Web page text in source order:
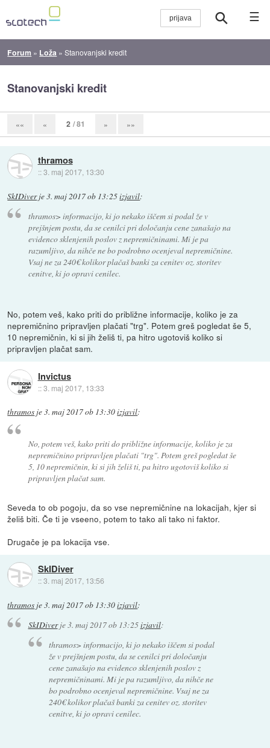
☰
Forum » Loža »Stanovanjski kredit
Stanovanjski kredit
«« « 2 / 81 » »»
thramos
::3. maj 2017, 13:30
SkIDiverje3. maj 2017 ob 13:25izjavil:
thramos> informacijo, ki jo nekako iščem si podal že v
prejšnjem postu, da se cenilci pri določanju cene zanašajo na
evidenco sklenjenih poslov z nepremičninami. Mi je pa
razumljivo, da nihče ne bo podrobno ocenjeval nepremičnine.
Vsaj ne za 240€ kolikor plačaš banki za cenitev oz. storitev
cenitve, ki jo opravi cenilec.
No, potem veš, kako priti do približne informacije, koliko je za
nepremičnino pripravljen plačati "trg". Potem greš pogledat še 5,
10 nepremičnin, ki si jih želiš ti, pa hitro ugotoviš koliko si
pripravljen plačat sam.
Invictus
::3. maj 2017, 13:33
thramos je3. maj 2017 ob 13:30izjavil:
No, potem veš, kako priti do približne informacije, koliko je za
nepremičnino pripravljen plačati "trg". Potem greš pogledat še
5, 10 nepremičnin, ki si jih želiš ti, pa hitro ugotoviš koliko si
pripravljen plačat sam.
Seveda to ob pogoju, da so vse nepremičnine na lokacijah, kjer si
želiš biti. Če ti je vseeno, potem to tako ali tako ni faktor.
Drugače je pa lokacija vse.
SkIDiver
::3. maj 2017, 13:56
thramos je3. maj 2017 ob 13:30izjavil:
SkIDiverje3. maj 2017 ob 13:25izjavil:
thramos> informacijo, ki jo nekako iščem si podal
že v prejšnjem postu, da se cenilci pri določanju
cene zanašajo na evidenco sklenjenih poslov z
nepremičninami. Mi je pa razumljivo, da nihče ne
bo podrobno ocenjeval nepremičnine. Vsaj ne za
240€ kolikor plačaš banki za cenitev oz. storitev
cenitve, ki jo opravi cenilec.